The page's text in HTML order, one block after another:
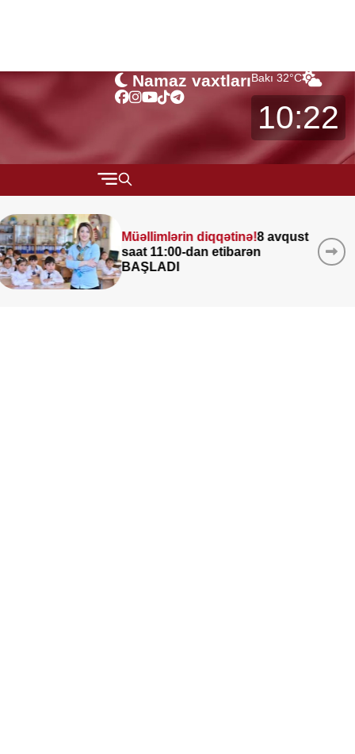
Namaz vaxtlarıBakı 32°C
10:22
MÜSAHİBƏ
MARAQLI
Leysan olacaq, şimşək
çaxacaq, dolu düşəcək —
ƏHALİYƏ XƏBƏRDARLIQ